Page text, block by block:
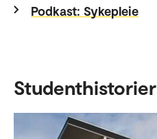
Podkast: Sykepleie
Studenthistorier